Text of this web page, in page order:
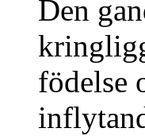
Den
födelse